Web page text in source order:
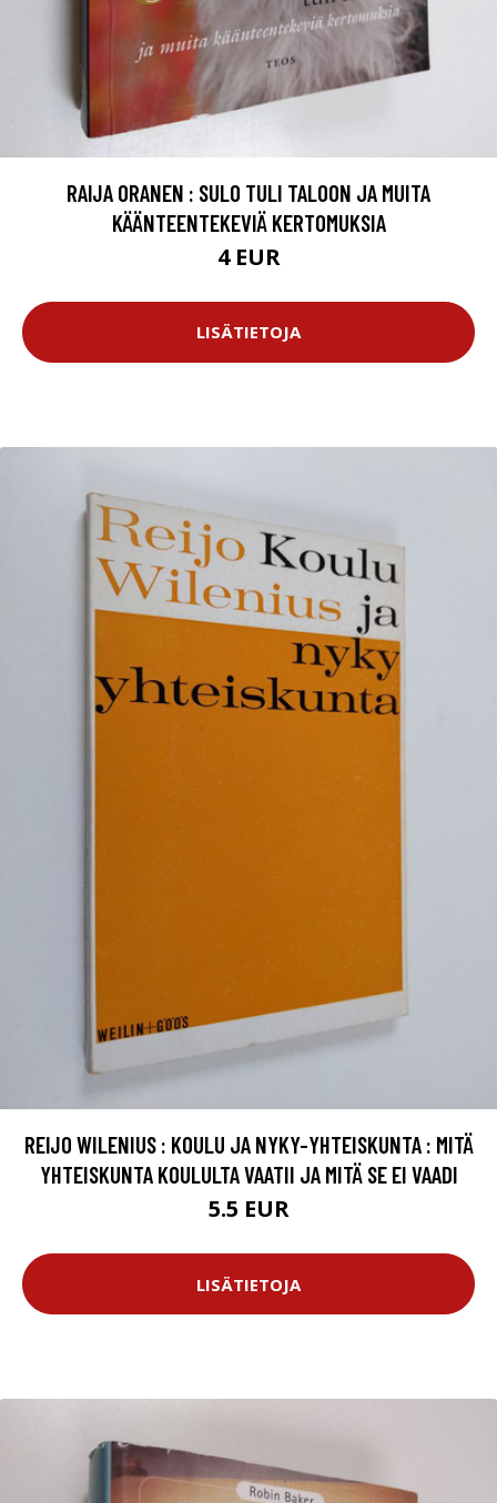
RAIJA ORANEN : SULO TULI TALOON JA MUITA
KÄÄNTEENTEKEVIÄ KERTOMUKSIA
4 EUR
LISÄTIETOJA
REIJO WILENIUS : KOULU JA NYKY-YHTEISKUNTA : MITÄ
YHTEISKUNTA KOULULTA VAATII JA MITÄ SE EI VAADI
5.5 EUR
LISÄTIETOJA